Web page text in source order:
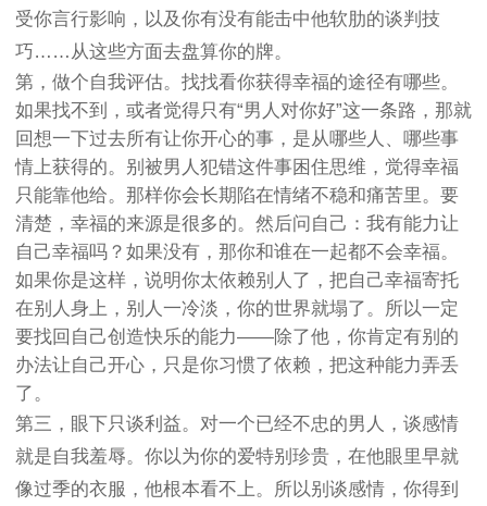
受你言行影响，以及你有没有能击中他软肋的谈判技
巧……从这些方面去盘算你的牌。
第，做个自我评估。找找看你获得幸福的途径有哪些。
如果找不到，或者觉得只有“男人对你好”这一条路，那就
回想一下过去所有让你开心的事，是从哪些人、哪些事
情上获得的。别被男人犯错这件事困住思维，觉得幸福
只能靠他给。那样你会长期陷在情绪不稳和痛苦里。要
清楚，幸福的来源是很多的。然后问自己：我有能力让
自己幸福吗？如果没有，那你和谁在一起都不会幸福。
如果你是这样，说明你太依赖别人了，把自己幸福寄托
在别人身上，别人一冷淡，你的世界就塌了。所以一定
要找回自己创造快乐的能力——除了他，你肯定有别的
办法让自己开心，只是你习惯了依赖，把这种能力弄丢
了。
第三，眼下只谈利益。对一个已经不忠的男人，谈感情
就是自我羞辱。你以为你的爱特别珍贵，在他眼里早就
像过季的衣服，他根本看不上。所以别谈感情，你得到